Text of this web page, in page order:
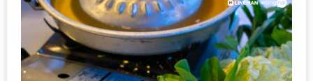
ตาม
รอย
น้า
อ้วน